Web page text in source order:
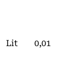
Lit 0,01